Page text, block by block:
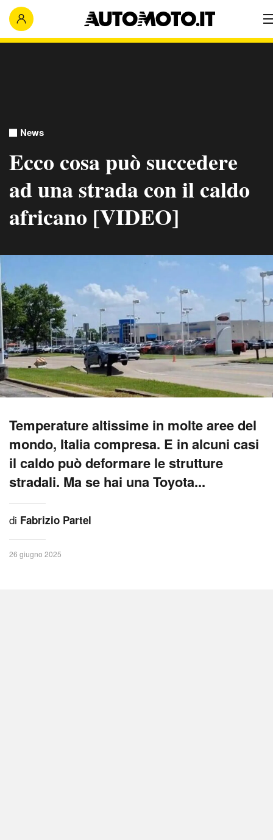
News
Ecco cosa può succedere
ad una strada con il caldo
africano [VIDEO]
Temperature altissime in molte aree del
mondo, Italia compresa. E in alcuni casi
il caldo può deformare le strutture
stradali. Ma se hai una Toyota...
di Fabrizio Partel
26 giugno 2025